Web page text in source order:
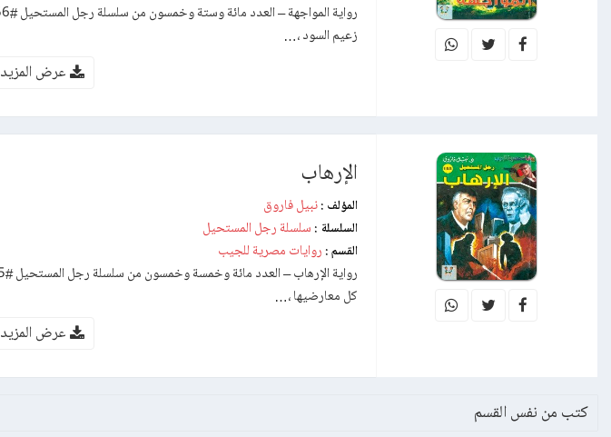
زعيم السود ،…
عرض المزيد
الإرهاب
المؤلف :نبيل فاروق
السلسلة : سلسلة رجل المستحيل
القسم : روايات مصرية للجيب
كل معارضيها ،…
عرض المزيد
كتب من نفس القسم